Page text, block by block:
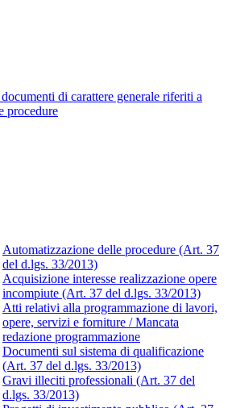
di carattere generale riferiti a
procedure
Automatizzazione delle procedure (Art. 37
del d.lgs. 33/2013)
Acquisizione interesse realizzazione opere
incompiute (Art. 37 del d.lgs. 33/2013)
Atti relativi alla programmazione di lavori,
opere, servizi e forniture / Mancata
redazione programmazione
Documenti sul sistema di qualificazione
(Art. 37 del d.lgs. 33/2013)
Gravi illeciti professionali (Art. 37 del
d.lgs. 33/2013)